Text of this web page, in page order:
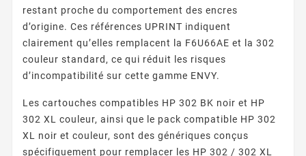
restant proche du comportement des encres
d’origine. Ces références UPRINT indiquent
clairement qu’elles remplacent la F6U66AE et la 302
couleur standard, ce qui réduit les risques
d’incompatibilité sur cette gamme ENVY.
Les cartouches compatibles HP 302 BK noir et HP
302 XL couleur, ainsi que le pack compatible HP 302
XL noir et couleur, sont des génériques conçus
spécifiquement pour remplacer les HP 302 / 302 XL